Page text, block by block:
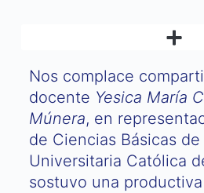
Nos complace
docente Yesica María
Múnera, en
de Ciencias Básicas
Universitaria Católica
sostuvo una